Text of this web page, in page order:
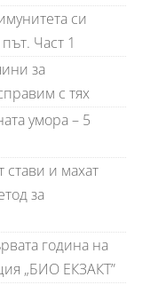
си
Част 1
за
с тях
умора – 5
стави и махат
за
година на
„БИО ЕКЗАКТ”